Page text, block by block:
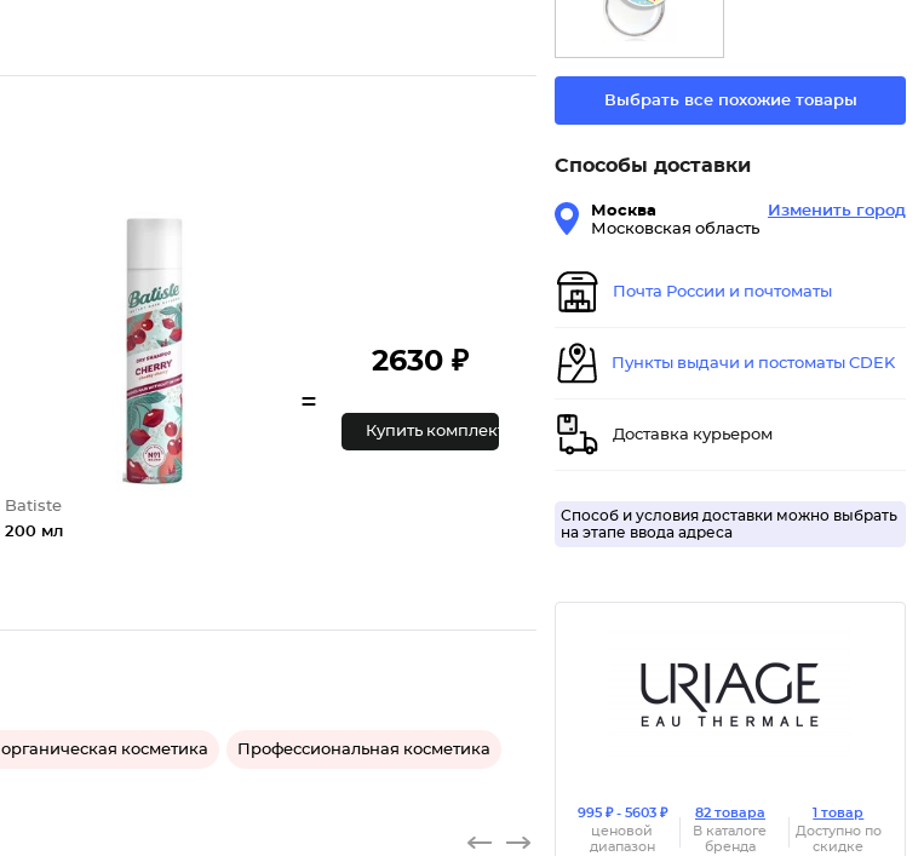
Batiste
200 мл
=
2630 ₽
Купить комплект
косметика Профессиональная косметика
Выбрать все похожие товары
Способы доставки
Москва
Московская область
Изменить город
Почта России и почтоматы
Пункты выдачи и постоматы CDEK
Доставка курьером
Способ и условия доставки можно выбрать
на этапе ввода адреса
995 ₽ - 5603 ₽
ценовой
диапазон
82 товара
В каталоге
бренда
1 товар
Доступно по
скидке